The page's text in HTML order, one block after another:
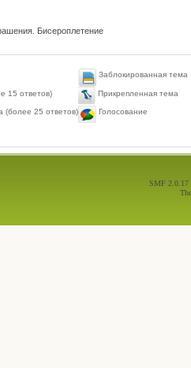
Бисероплетение
15 ответов)
(более 25 ответов)
Заблокированная тема
Прикрепленная тема
Голосование
SMF 2.0.17